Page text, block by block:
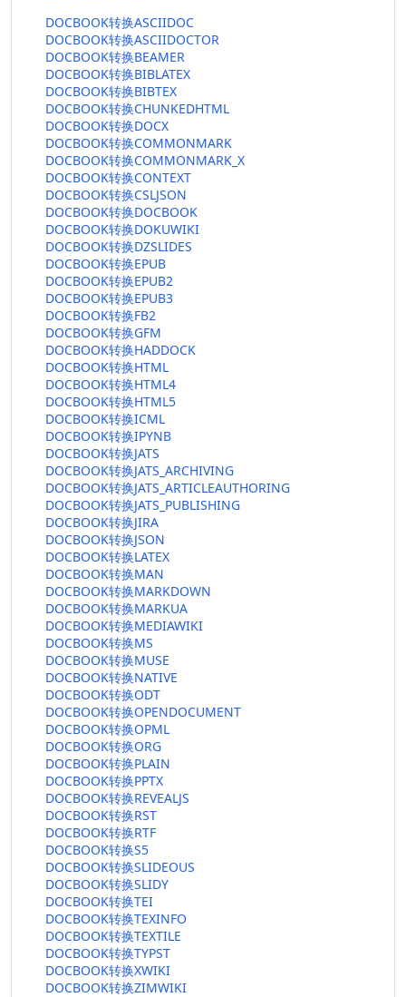
DOCBOOK转换ASCIIDOC
DOCBOOK转换ASCIIDOCTOR
DOCBOOK转换BEAMER
DOCBOOK转换BIBLATEX
DOCBOOK转换BIBTEX
DOCBOOK转换CHUNKEDHTML
DOCBOOK转换DOCX
DOCBOOK转换COMMONMARK
DOCBOOK转换COMMONMARK_X
DOCBOOK转换CONTEXT
DOCBOOK转换CSLJSON
DOCBOOK转换DOCBOOK
DOCBOOK转换DOKUWIKI
DOCBOOK转换DZSLIDES
DOCBOOK转换EPUB
DOCBOOK转换EPUB2
DOCBOOK转换EPUB3
DOCBOOK转换FB2
DOCBOOK转换GFM
DOCBOOK转换HADDOCK
DOCBOOK转换HTML
DOCBOOK转换HTML4
DOCBOOK转换HTML5
DOCBOOK转换ICML
DOCBOOK转换IPYNB
DOCBOOK转换JATS
DOCBOOK转换JATS_ARCHIVING
DOCBOOK转换JATS_ARTICLEAUTHORING
DOCBOOK转换JATS_PUBLISHING
DOCBOOK转换JIRA
DOCBOOK转换JSON
DOCBOOK转换LATEX
DOCBOOK转换MAN
DOCBOOK转换MARKDOWN
DOCBOOK转换MARKUA
DOCBOOK转换MEDIAWIKI
DOCBOOK转换MS
DOCBOOK转换MUSE
DOCBOOK转换NATIVE
DOCBOOK转换ODT
DOCBOOK转换OPENDOCUMENT
DOCBOOK转换OPML
DOCBOOK转换ORG
DOCBOOK转换PLAIN
DOCBOOK转换PPTX
DOCBOOK转换REVEALJS
DOCBOOK转换RST
DOCBOOK转换RTF
DOCBOOK转换S5
DOCBOOK转换SLIDEOUS
DOCBOOK转换SLIDY
DOCBOOK转换TEI
DOCBOOK转换TEXINFO
DOCBOOK转换TEXTILE
DOCBOOK转换TYPST
DOCBOOK转换XWIKI
DOCBOOK转换ZIMWIKI